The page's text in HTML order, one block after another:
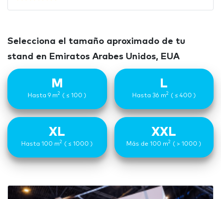
Selecciona el tamaño aproximado de tu
stand en Emiratos Arabes Unidos, EUA
M
Hasta 9 m2 ( ≤ 100 )
L
Hasta 36 m2 ( ≤ 400 )
XL
Hasta 100 m2 ( ≤ 1000 )
XXL
Más de 100 m2 ( > 1000 )